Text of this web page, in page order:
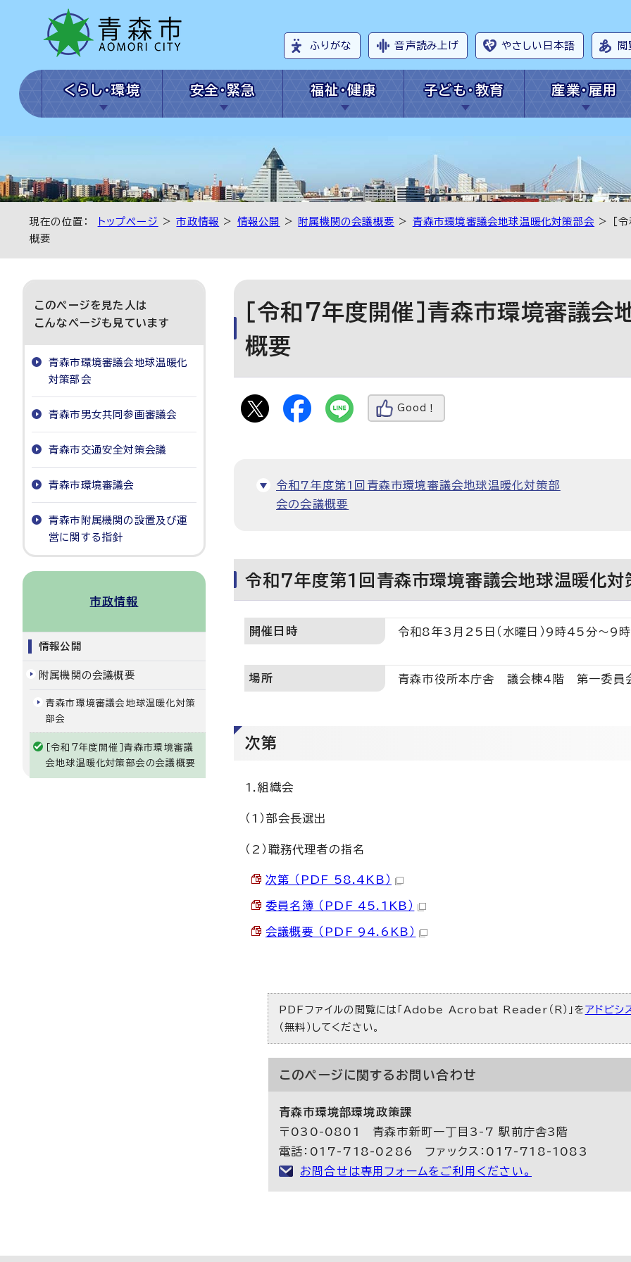
ふりがな 音声読み上げ やさしい日本語 閲
くらし・環境 安全・緊急 福祉・健康 子ども・教育 産業・雇用
現在の位置： トップページ >市政情報 > 情報公開 > 附属機関の会議概要 > 青森市環境審議会地球温暖化対策部会 > ［
概要
［令和7年度開催］青森市環境審議
概要
Good！
令和7年度第1回青森市環境審議会地球温暖化対策部
会の会議概要
令和7年度第1回青森市環境審議会地球温暖化対
開催日時 令和8年3月25日（水曜日）9時45分～9
場所 青森市役所本庁舎 議会棟4階 第一委員
次第
1.組織会
（1）部会長選出
（2）職務代理者の指名
次第 （PDF 58.4KB）
委員名簿 （PDF 45.1KB）
会議概要 （PDF 94.6KB）
PDFファイルの閲覧には「Adobe Acrobat Reader（R）」を アドビシ
（無料）してください。
このページに関する お問い合わせ
青森市環境部環境政策課
〒030-0801 青森市新町一丁目3-7 駅前庁舎3階
電話：017-718-0286 ファックス：017-718-1083
お問合せは専用フォームをご利用ください。
このページを見た人は
こんなページも見ています
青森市環境審議会地球温暖化
対策部会
青森市男女共同参画審議会
青森市交通安全対策会議
青森市環境審議会
青森市附属機関の設置及び運
営に関する指針
市政情報
情報公開
附属機関の会議概要
青森市環境審議会地球温暖化対策
部会
［令和7年度開催］青森市環境審議
会地球温暖化対策部会の会議概要